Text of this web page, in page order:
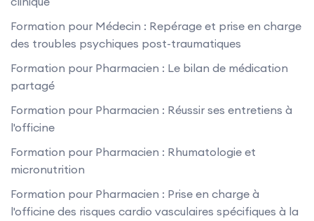
Formation pour Médecin : Repérage et prise en charge
des troubles psychiques post-traumatiques
Formation pour Pharmacien : Le bilan de médication
partagé
Formation pour Pharmacien : Réussir ses entretiens à
l'officine
Formation pour Pharmacien : Rhumatologie et
micronutrition
Formation pour Pharmacien : Prise en charge à
l'officine des risques cardio vasculaires spécifiques à la